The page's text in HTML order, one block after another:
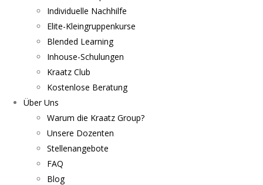
Individuelle Nachhilfe
Elite-Kleingruppenkurse
Blended Learning
Inhouse-Schulungen
Kraatz Club
Kostenlose Beratung
Über Uns
Warum die Kraatz Group?
Unsere Dozenten
Stellenangebote
FAQ
Blog